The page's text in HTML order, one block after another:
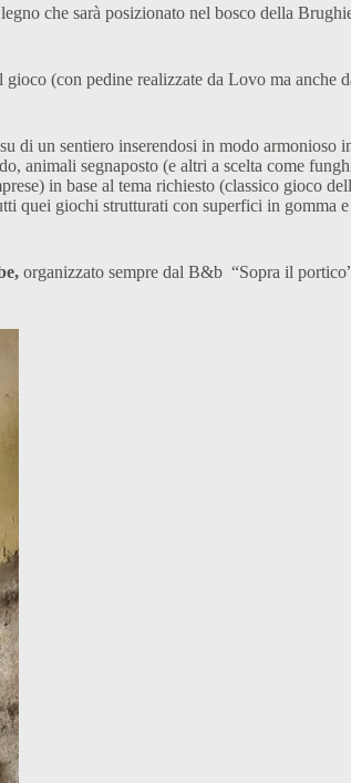
che sarà posizionato nel bosco della
gioco (con pedine realizzate da Lovo ma
di un sentiero inserendosi in modo armonioso
animali segnaposto (e altri a scelta come
in base al tema richiesto (classico gioco
quei giochi strutturati con superfici in gomma
organizzato sempre dal B&b “Sopra il